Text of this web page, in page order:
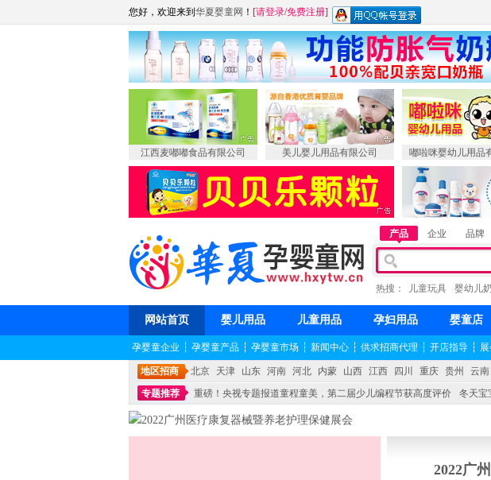
您好，欢迎来到 华夏婴童网 ！ [请登录/免费注册]
江西麦嘟嘟食品有限公司 美儿婴儿用品有限公司 嘟啦咪婴幼儿用品
产品 企业 品牌
热搜： 儿童玩具 婴幼儿
网站首页 婴儿用品 儿童用品 孕妇用品 婴童店
孕婴童企业 ┆ 孕婴童产品 ┆ 孕婴童市场 ┆ 新闻中心 ┆ 供求招商代理 ┆ 开店指导 ┆
地区招商 北京 天津 山东 河南 河北 内蒙 山西 江西 四川 重庆 贵州 云南
专题推荐
重磅！央视专题报道童程童美，第二届少儿编程节获高度评价 冬天宝
不能再单纯地销售产品,而要向增强服务转型,毕竟母婴产品比较特殊。”
2022广